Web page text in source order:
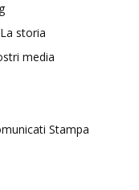
storia
media
Stampa